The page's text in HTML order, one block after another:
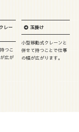
レー
つこ
広が
玉掛け
小型移動式クレーンと
併せて持つことで仕事
の幅が広がります。